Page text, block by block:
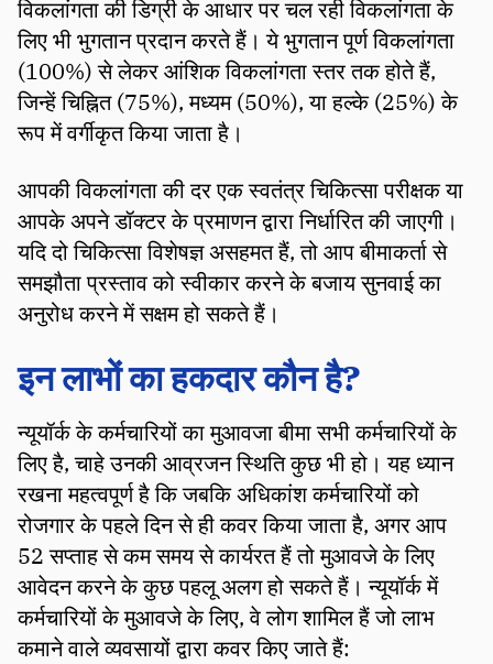
विकलांगता की डिग्री के आधार पर चल रही विकलांगता के
लिए भी भुगतान प्रदान करते हैं। ये भुगतान पूर्ण विकलांगता
(100%) से लेकर आंशिक विकलांगता स्तर तक होते हैं,
जिन्हें चिह्नित (75%), मध्यम (50%), या हल्के (25%) के
रूप में वर्गीकृत किया जाता है।
आपकी विकलांगता की दर एक स्वतंत्र चिकित्सा परीक्षक या
आपके अपने डॉक्टर के प्रमाणन द्वारा निर्धारित की जाएगी।
यदि दो चिकित्सा विशेषज्ञ असहमत हैं, तो आप बीमाकर्ता से
समझौता प्रस्ताव को स्वीकार करने के बजाय सुनवाई का
अनुरोध करने में सक्षम हो सकते हैं।
इन लाभों का हकदार कौन है?
न्यूयॉर्क के कर्मचारियों का मुआवजा बीमा सभी कर्मचारियों के
लिए है, चाहे उनकी आव्रजन स्थिति कुछ भी हो। यह ध्यान
रखना महत्वपूर्ण है कि जबकि अधिकांश कर्मचारियों को
रोजगार के पहले दिन से ही कवर किया जाता है, अगर आप
52 सप्ताह से कम समय से कार्यरत हैं तो मुआवजे के लिए
आवेदन करने के कुछ पहलू अलग हो सकते हैं। न्यूयॉर्क में
कर्मचारियों के मुआवजे के लिए, वे लोग शामिल हैं जो लाभ
कमाने वाले व्यवसायों द्वारा कवर किए जाते हैं: